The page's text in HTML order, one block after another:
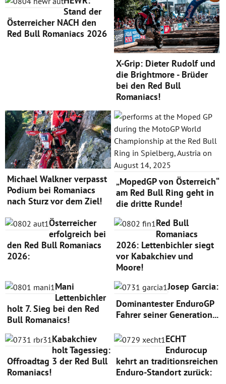
Stand der
Österreicher NACH den
Red Bull Romaniacs 2026
X-Grip: Dieter Rudolf und
die Brightmore - Brüder
bei den Red Bull
Romaniacs!
Michael Walkner verpasst
Podium bei Romaniacs
nach Sturz vor dem Ziel!
„MopedGP von Österreich“
am Red Bull Ring geht in
die dritte Runde!
Österreicher
erfolgreich bei
den Red Bull Romaniacs
2026:
Red Bull
Romaniacs
2026: Lettenbichler siegt
vor Kabakchiev und
Moore!
Mani
Lettenbichler
holt 7. Sieg bei den Red
Bull Romanaics!
Josep Garcia:
Dominantester EnduroGP
Fahrer seiner Generation...
Kabakchiev
holt Tagessieg:
Offroadtag 3 der Red Bull
Romaniacs!
ECHT
Endurocup
kehrt an traditionsreichen
Enduro-Standort zurück: